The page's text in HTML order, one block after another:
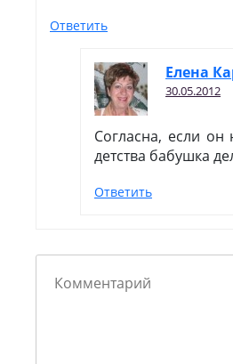
Ответить
Елена
30.05.2012
Согласна, если
детства бабушка
Ответить